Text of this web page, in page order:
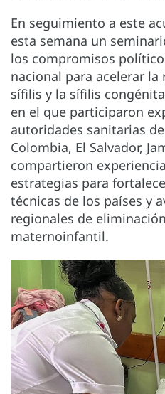
En seguimiento a este
esta semana un
los compromisos
nacional para acelerar
sífilis y la sífilis
en el que participaron
autoridades sanitarias
Colombia, El Salvador,
compartieron
estrategias para
técnicas de los países y
regionales de
maternoinfantil.